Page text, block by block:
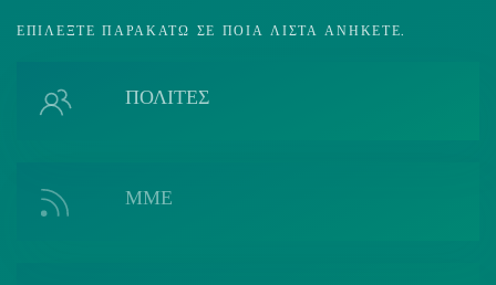
ΕΠΙΛΈΞΤΕ ΠΑΡΑΚΆΤΩ ΣΕ ΠΟΙΑ ΛΊΣΤΑ ΑΝΉΚΕΤΕ.
ΠΟΛΙΤΕΣ
ΜΜΕ